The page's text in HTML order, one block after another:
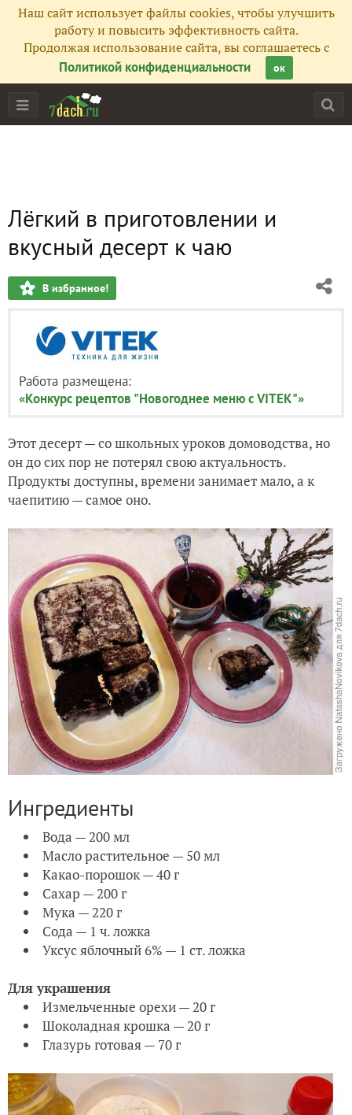
Наш сайт использует файлы cookies, чтобы улучшить
работу и повысить эффективность сайта.
Продолжая использование сайта, вы соглашаетесь с
Политикой конфиденциальности
ок
Лёгкий в приготовлении и
вкусный десерт к чаю
В избранное!
Работа размещена:
«Конкурс рецептов "Новогоднее меню с VITEK"»
Этот десерт — со школьных уроков домоводства, но
он до сих пор не потерял свою актуальность.
Продукты доступны, времени занимает мало, а к
чаепитию — самое оно.
Ингредиенты
Вода — 200 мл
Масло растительное — 50 мл
Какао-порошок — 40 г
Сахар — 200 г
Мука — 220 г
Сода — 1 ч. ложка
Уксус яблочный 6% — 1 ст. ложка
Для украшения
Измельченные орехи — 20 г
Шоколадная крошка — 20 г
Глазурь готовая — 70 г